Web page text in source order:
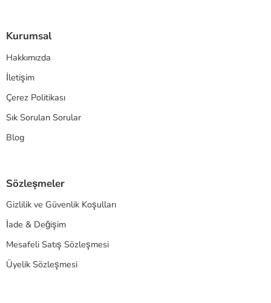
Kurumsal
Hakkımızda
İletişim
Çerez Politikası
Sık Sorulan Sorular
Blog
Sözleşmeler
Gizlilik ve Güvenlik Koşulları
İade & Değişim
Mesafeli Satış Sözleşmesi
Üyelik Sözleşmesi